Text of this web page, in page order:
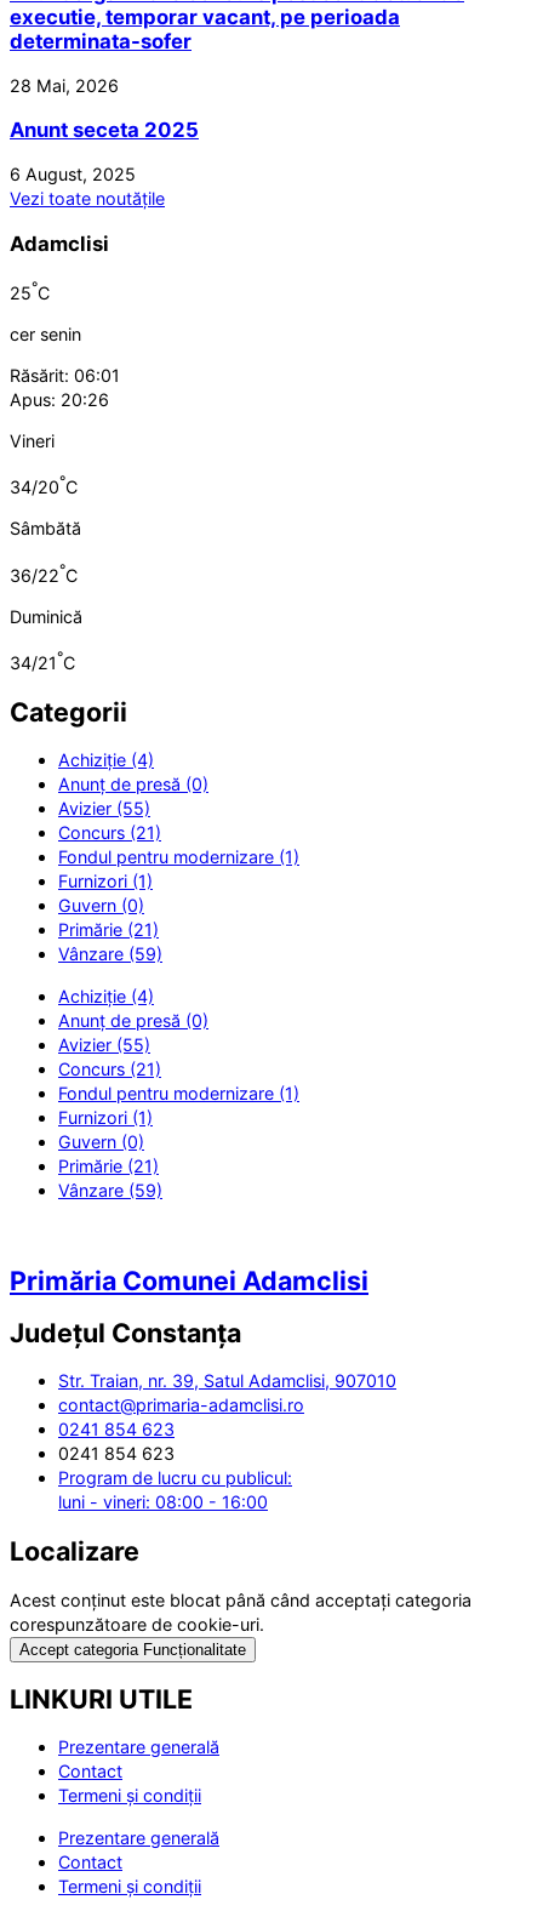
executie, temporar vacant, pe perioada
determinata-sofer
28 Mai, 2026
Anunt seceta 2025
6 August, 2025
Vezi toate noutățile
Adamclisi
25°C
cer senin
Răsărit: 06:01
Apus: 20:26
Vineri
34/20°C
Sâmbătă
36/22°C
Duminică
34/21°C
Categorii
Achiziție (4)
Anunț de presă (0)
Avizier (55)
Concurs (21)
Fondul pentru modernizare (1)
Furnizori (1)
Guvern (0)
Primărie (21)
Vânzare (59)
Achiziție (4)
Anunț de presă (0)
Avizier (55)
Concurs (21)
Fondul pentru modernizare (1)
Furnizori (1)
Guvern (0)
Primărie (21)
Vânzare (59)
Primăria Comunei Adamclisi
Județul Constanța
Str. Traian, nr. 39, Satul Adamclisi, 907010
contact@primaria-adamclisi.ro
0241 854 623
0241 854 623
Program de lucru cu publicul:
luni - vineri: 08:00 - 16:00
Localizare
Acest conținut este blocat până când acceptați categoria
corespunzătoare de cookie-uri.
Accept categoria Funcționalitate
LINKURI UTILE
Prezentare generală
Contact
Termeni și condiții
Prezentare generală
Contact
Termeni și condiții